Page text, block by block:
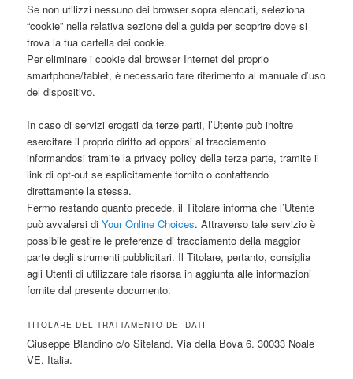
Se non utilizzi nessuno dei browser sopra elencati, seleziona
“cookie” nella relativa sezione della guida per scoprire dove si
trova la tua cartella dei cookie.
Per eliminare i cookie dal browser Internet del proprio
smartphone/tablet, è necessario fare riferimento al manuale d’uso
del dispositivo.
In caso di servizi erogati da terze parti, l’Utente può inoltre
esercitare il proprio diritto ad opporsi al tracciamento
informandosi tramite la privacy policy della terza parte, tramite il
link di opt-out se esplicitamente fornito o contattando
direttamente la stessa.
Fermo restando quanto precede, il Titolare informa che l’Utente
può avvalersi diYour Online Choices. Attraverso tale servizio è
possibile gestire le preferenze di tracciamento della maggior
parte degli strumenti pubblicitari. Il Titolare, pertanto, consiglia
agli Utenti di utilizzare tale risorsa in aggiunta alle informazioni
fornite dal presente documento.
TITOLARE DEL TRATTAMENTO DEI DATI
Giuseppe Blandino c/o Siteland. Via della Bova 6. 30033 Noale
VE. Italia.